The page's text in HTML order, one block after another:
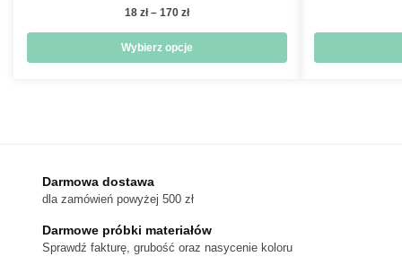
18 zł – 170 złZakres
od
18 zł
Wybierz opcje
można
wybrać
na
Darmowa dostawa
dla zamówień powyżej 500 zł
Darmowe próbki materiałów
Sprawdź fakturę, grubość oraz nasycenie koloru